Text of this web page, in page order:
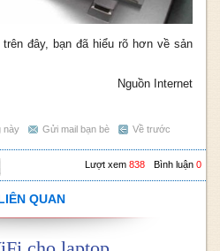
đây, bạn đã hiểu rõ hơn về sản
Nguồn Internet
Về trước
Gửi mail bạn bè
này
Bình luận 0
Lượt xem 838
QUAN